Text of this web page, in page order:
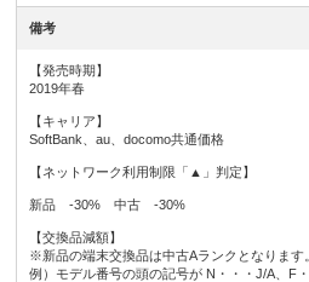
備考
【発売時期】
2019年春
【キャリア】
SoftBank、au、docomo共通価格
【ネットワーク利用制限「▲」判定】
新品 -30% 中古 -30%
【交換品減額】
※新品の端末交換品は中古Aランクとなります
例）モデル番号の頭の記号が N・・・J/A、F